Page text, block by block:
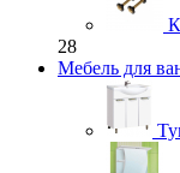
28
Мебель для